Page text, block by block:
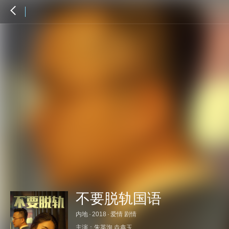
不要脱轨国语
内地 · 2018 · 爱情 剧情
主演： 朱英洵 垚鑫玉